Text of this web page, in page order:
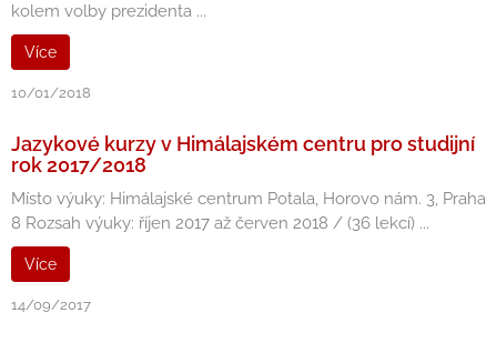
kolem volby prezidenta ...
Více
10/01/2018
Jazykové kurzy v Himálajském centru pro studijní
rok 2017/2018
Místo výuky: Himálajské centrum Potala, Horovo nám. 3, Praha
8 Rozsah výuky: říjen 2017 až červen 2018 / (36 lekcí) ...
Více
14/09/2017